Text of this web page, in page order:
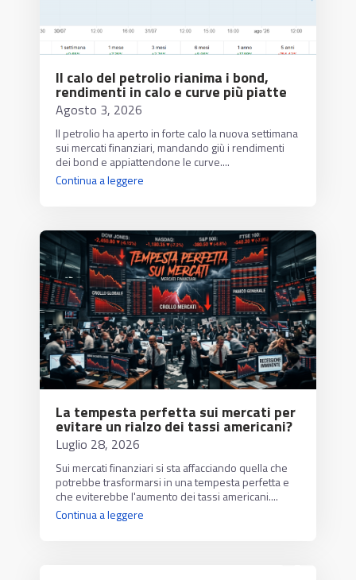
Il calo del petrolio rianima i bond,
rendimenti in calo e curve più piatte
Agosto 3, 2026
Il petrolio ha aperto in forte calo la nuova settimana
sui mercati finanziari, mandando giù i rendimenti
dei bond e appiattendone le curve....
Continua a leggere
La tempesta perfetta sui mercati per
evitare un rialzo dei tassi americani?
Luglio 28, 2026
Sui mercati finanziari si sta affacciando quella che
potrebbe trasformarsi in una tempesta perfetta e
che eviterebbe l'aumento dei tassi americani....
Continua a leggere